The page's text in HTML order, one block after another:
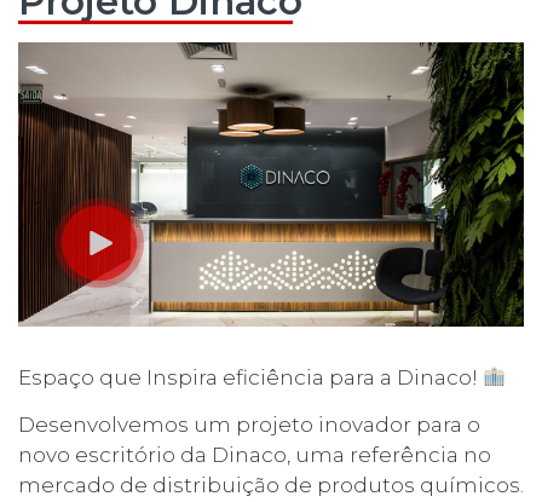
Espaço que Inspira eficiência para a Dinaco!
Desenvolvemos um projeto inovador para o
novo escritório da Dinaco, uma referência no
mercado de distribuição de produtos químicos.